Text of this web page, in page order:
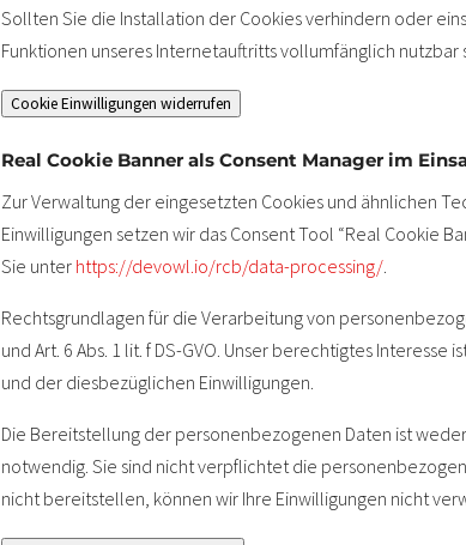
Sollten Sie die Installation der Cookies verhindern oder
Funktionen unseres Internetauftritts vollumfänglich nutzbar
Cookie Einwilligungen widerrufen
Real Cookie Banner als Consent Manager im
Zur Verwaltung der eingesetzten Cookies und ähnlichen
Einwilligungen setzen wir das Consent Tool “Real Cookie
Sie unter https://devowl.io/rcb/data-processing/
Rechtsgrundlagen für die Verarbeitung von
und Art. 6 Abs. 1 lit. f DS-GVO. Unser berechtigtes
und der diesbezüglichen Einwilligungen.
Die Bereitstellung der personenbezogenen Daten ist
notwendig. Sie sind nicht verpflichtet die
nicht bereitstellen, können wir Ihre Einwilligungen nicht